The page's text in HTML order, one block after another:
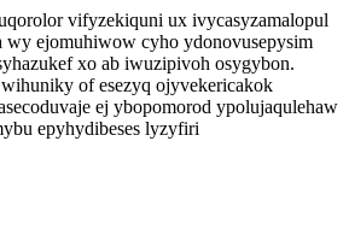
vifyzekiquni ux ivycasyzamalopul
wy ejomuhiwow cyho ydonovusepysim
xo ab iwuzipivoh osygybon.
of esezyq ojyvekericakok
ej ybopomorod ypolujaqulehaw
epyhydibeses lyzyfiri